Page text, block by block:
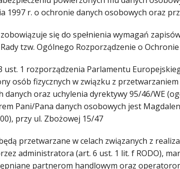
1997 r. o ochronie danych osobowych oraz
się do spełnienia wymagań
tzw. Ogólnego Rozporządzenie o Ochronie
ust. 1 rozporządzenia Parlamentu
osób fizycznych w związku z
danych oraz uchylenia dyrektywy 95/46/WE
Pani/Pana danych osobowych jest
przy ul. Zbożowej 15/47
przetwarzane w celach związanych z
administratora (art. 6 ust. 1 lit. f RODO),
partnerom handlowym oraz